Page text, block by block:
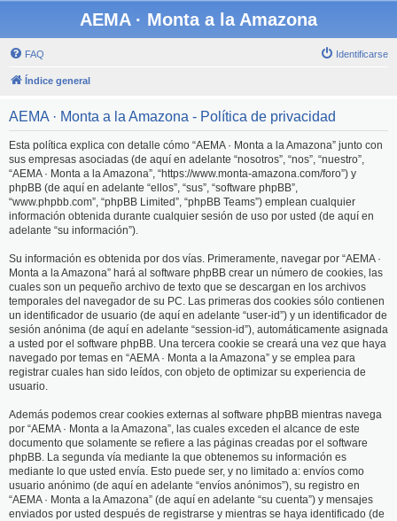
AEMA · Monta a la Amazona
FAQ Identificarse
Índice general
AEMA · Monta a la Amazona - Política de privacidad
Esta política explica con detalle cómo “AEMA · Monta a la Amazona” junto con
sus empresas asociadas (de aquí en adelante “nosotros”, “nos”, “nuestro”,
“AEMA · Monta a la Amazona”, “https://www.monta-amazona.com/foro”) y
phpBB (de aquí en adelante “ellos”, “sus”, “software phpBB”,
“www.phpbb.com”, “phpBB Limited”, “phpBB Teams”) emplean cualquier
información obtenida durante cualquier sesión de uso por usted (de aquí en
adelante “su información”).
Su información es obtenida por dos vías. Primeramente, navegar por “AEMA ·
Monta a la Amazona” hará al software phpBB crear un número de cookies, las
cuales son un pequeño archivo de texto que se descargan en los archivos
temporales del navegador de su PC. Las primeras dos cookies sólo contienen
un identificador de usuario (de aquí en adelante “user-id”) y un identificador de
sesión anónima (de aquí en adelante “session-id”), automáticamente asignada
a usted por el software phpBB. Una tercera cookie se creará una vez que haya
navegado por temas en “AEMA · Monta a la Amazona” y se emplea para
registrar cuales han sido leídos, con objeto de optimizar su experiencia de
usuario.
Además podemos crear cookies externas al software phpBB mientras navega
por “AEMA · Monta a la Amazona”, las cuales exceden el alcance de este
documento que solamente se refiere a las páginas creadas por el software
phpBB. La segunda vía mediante la que obtenemos su información es
mediante lo que usted envía. Esto puede ser, y no limitado a: envíos como
usuario anónimo (de aquí en adelante “envíos anónimos”), su registro en
“AEMA · Monta a la Amazona” (de aquí en adelante “su cuenta”) y mensajes
enviados por usted después de registrarse y mientras se haya identificado (de